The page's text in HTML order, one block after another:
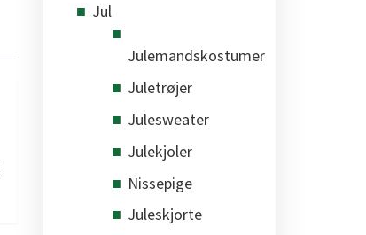
Jul
Julemandskostumer
Juletrøjer
Julesweater
Julekjoler
Nissepige
Juleskjorte